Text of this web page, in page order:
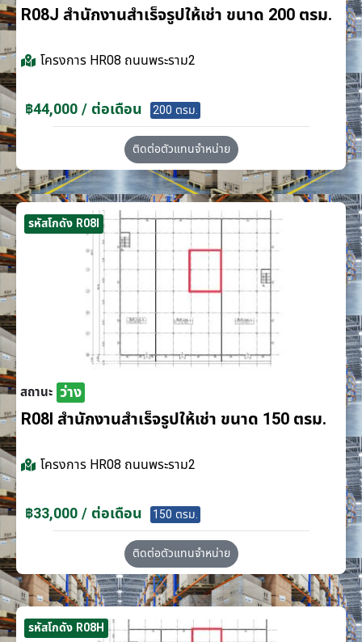
R08J สำนักงานสำเร็จรูปให้เช่า ขนาด 200 ตรม.
โครงการ HR08 ถนนพระราม2
฿44,000 / ต่อเดือน 200 ตรม.
ติดต่อตัวแทนจำหน่าย
รหัสโกดัง R08I
สถานะ ว่าง
R08I สำนักงานสำเร็จรูปให้เช่า ขนาด 150 ตรม.
โครงการ HR08 ถนนพระราม2
฿33,000 / ต่อเดือน 150 ตรม.
ติดต่อตัวแทนจำหน่าย
รหัสโกดัง R08H